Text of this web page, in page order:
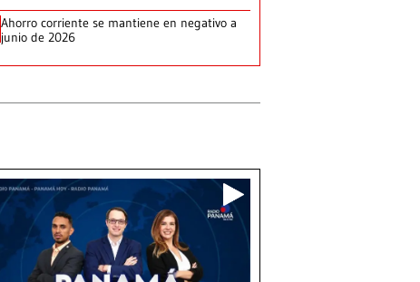
Ahorro corriente se mantiene en negativo a
junio de 2026